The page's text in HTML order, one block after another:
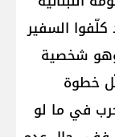
السفير
شخصية
خطوة
في ما لو